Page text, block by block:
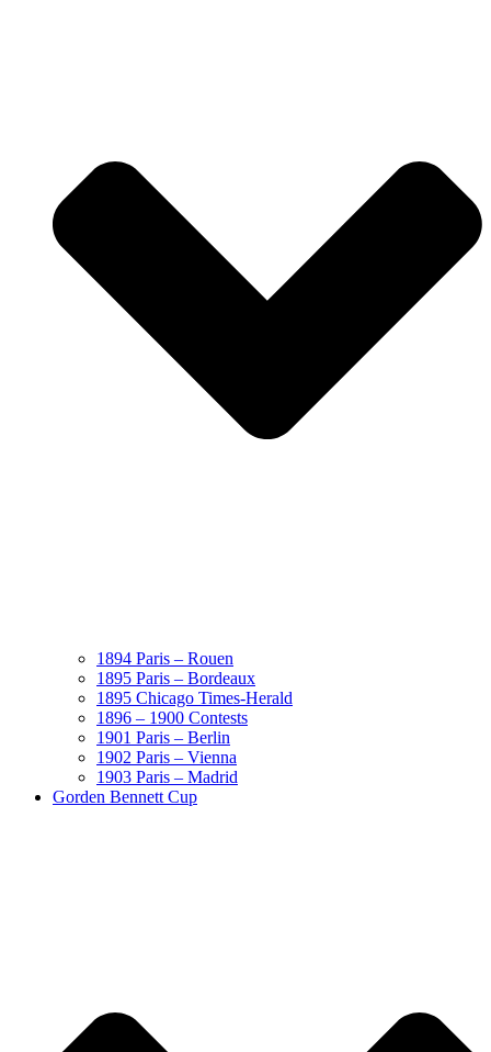
1894 Paris – Rouen
1895 Paris – Bordeaux
1895 Chicago Times-Herald
1896 – 1900 Contests
1901 Paris – Berlin
1902 Paris – Vienna
1903 Paris – Madrid
Gorden Bennett Cup